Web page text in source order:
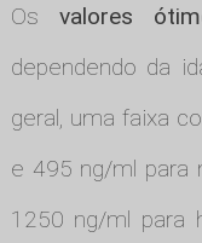
Osvalores
dependendo da
geral, uma faixa
e 495 ng/ml para
1250 ng/ml para